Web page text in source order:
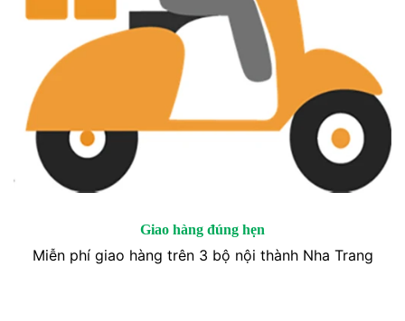
Giao hàng đúng hẹn
Miễn phí giao hàng trên 3 bộ nội thành Nha Trang